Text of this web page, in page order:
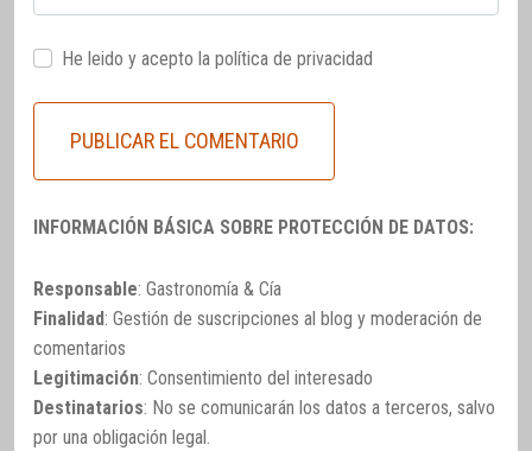
He leido y acepto la política de privacidad
INFORMACIÓN BÁSICA SOBRE PROTECCIÓN DE DATOS:
Responsable: Gastronomía & Cía
Finalidad: Gestión de suscripciones al blog y moderación de
comentarios
Legitimación: Consentimiento del interesado
Destinatarios: No se comunicarán los datos a terceros, salvo
por una obligación legal.